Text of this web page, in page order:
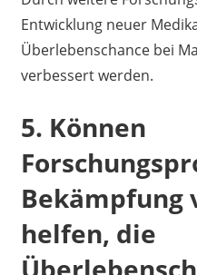
Entwicklung neuer
Überlebenschance bei
verbessert werden.
5. Können
Bekämpfung
helfen, die